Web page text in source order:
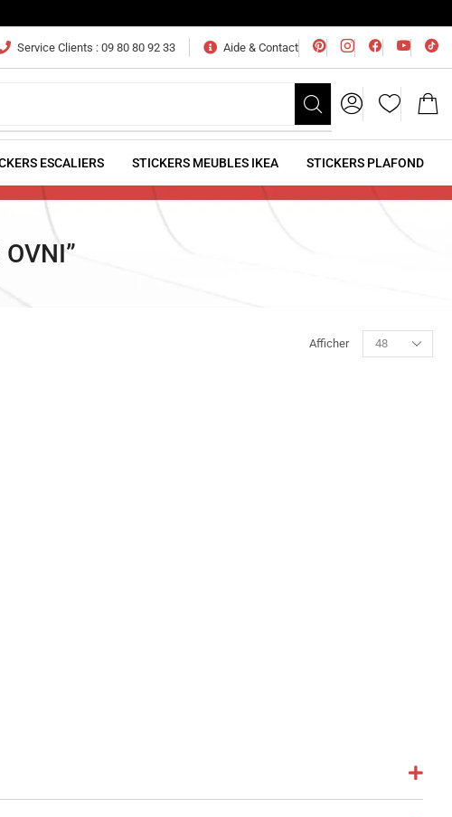
Service Clients : 09 80 80 92 33 Aide & Contact
ESCALIERS STICKERS MEUBLES IKEA STICKERS PLAFOND
Afficher